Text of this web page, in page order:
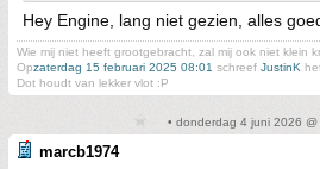
Hey Engine, lang niet gezien, alles
Wie mij niet heeft grootgebracht, zal mij ook niet klein
Opzaterdag 15 februari 2025 08:01 schreef JustinK
Dot houdt van lekker vlot :P
• donderdag 4 juni 2026 @
marcb1974